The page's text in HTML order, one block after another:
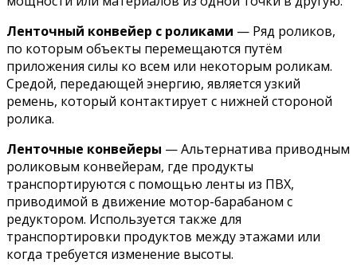
Ленточный конвейер с роликами — Ряд роликов,
по которым объекты перемещаются путём
приложения силы ко всем или некоторым роликам.
Средой, передающей энергию, является узкий
ремень, который контактирует с нижней стороной
ролика.
Ленточные конвейеры — Альтернатива приводным
роликовым конвейерам, где продукты
транспортируются с помощью ленты из ПВХ,
приводимой в движение мотор-барабаном с
редуктором. Используется также для
транспортировки продуктов между этажами или
когда требуется изменение высоты.